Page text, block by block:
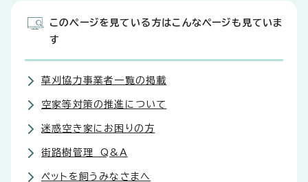
このページを見ている方はこんなページも見ていま
す
草刈協力事業者一覧の掲載
空家等対策の推進について
迷惑空き家にお困りの方
街路樹管理 Q&A
ペットを飼うみなさまへ